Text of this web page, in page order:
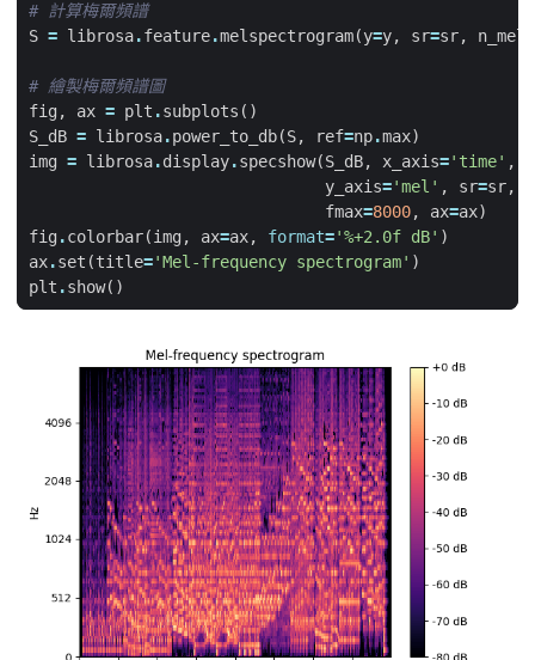
# 計算梅爾頻譜
S = librosa.feature.melspectrogram(y=y, sr=sr, n_mels
# 繪製梅爾頻譜圖
fig , ax = plt .subplots ()
S_dB = librosa.power_to_db(S, ref=np.max)
img = librosa.display.specshow(S_dB, x_axis='time' ,
y_axis='mel' , sr=sr,
fmax=8000, ax=ax)
fig .colorbar(img , ax=ax, format='%+2.0f dB' )
ax.set (title='Mel-frequency spectrogram' )
plt .show()